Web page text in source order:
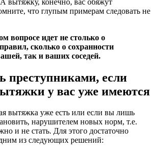
что глупым примерам следовать не
вопросе идет не столько о
сколько о сохранности
так и ваших соседей.
преступниками, если
у вас уже имеются
вытяжка уже есть или если вы лишь
нарушителем новых норм, т.е.
и не стать. Для этого достаточно
из следующих решений: